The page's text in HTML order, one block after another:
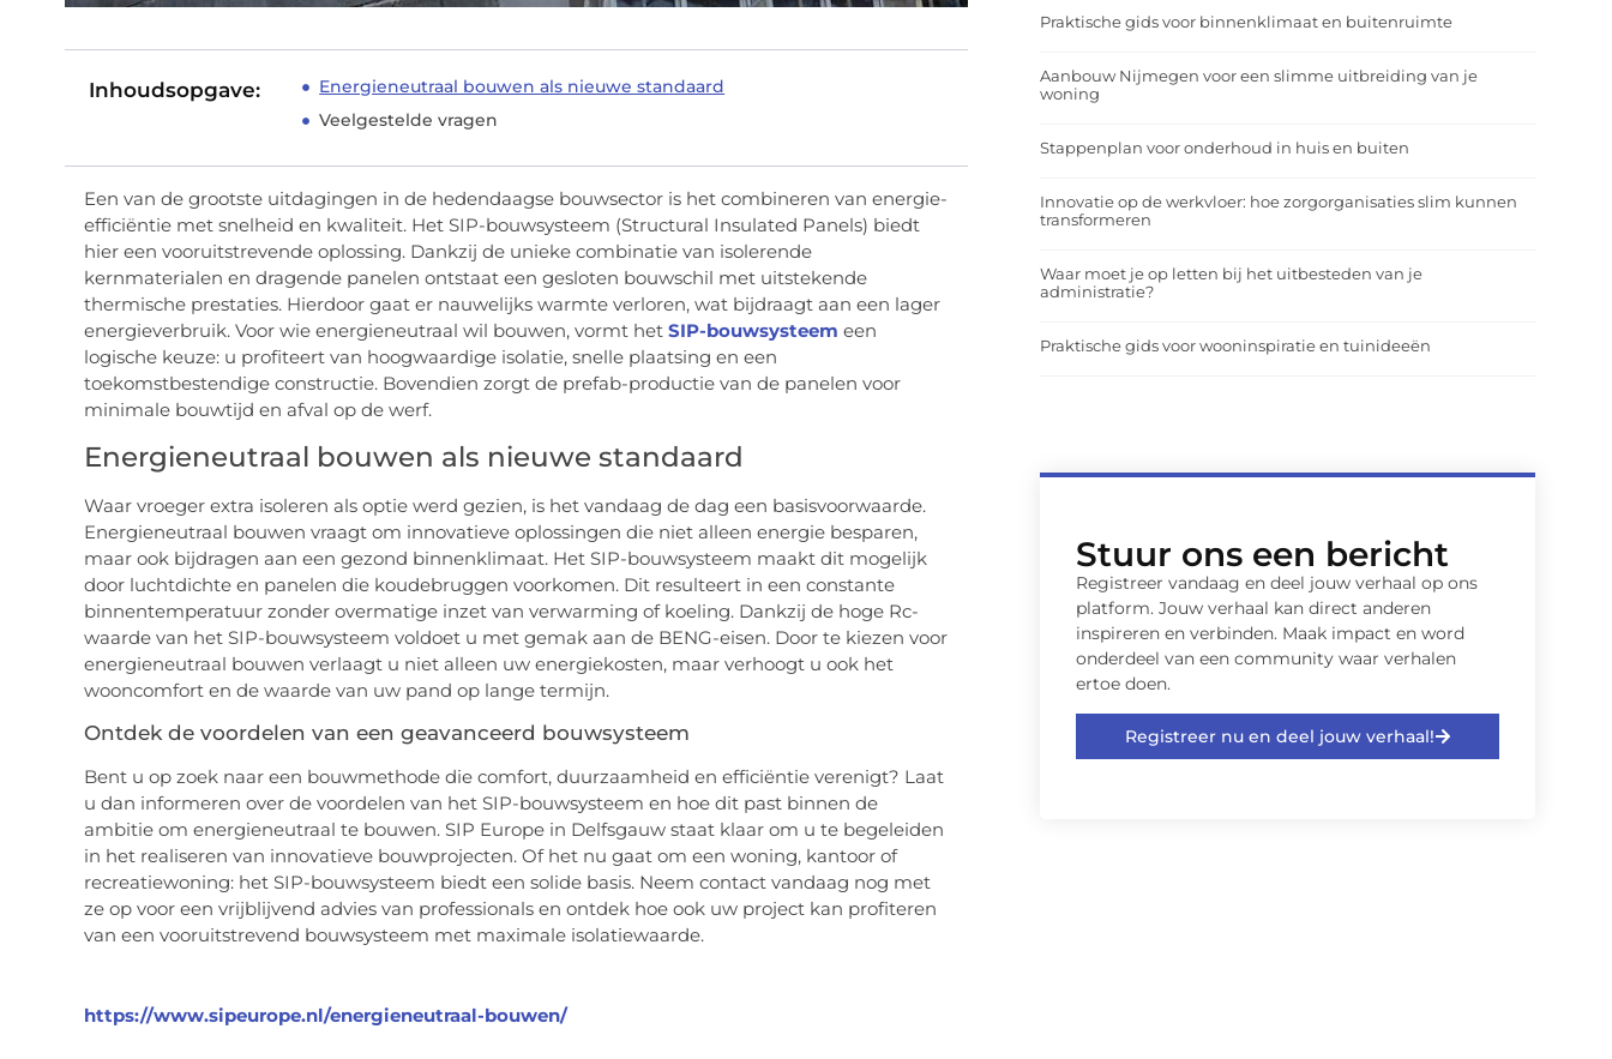
Inhoudsopgave:
Energieneutraal bouwen als nieuwe standaard
Veelgestelde vragen
Een van de grootste uitdagingen in de hedendaagse bouwsector is het combineren van energie-
efficiëntie met snelheid en kwaliteit. Het SIP-bouwsysteem (Structural Insulated Panels) biedt
hier een vooruitstrevende oplossing. Dankzij de unieke combinatie van isolerende
kernmaterialen en dragende panelen ontstaat een gesloten bouwschil met uitstekende
thermische prestaties. Hierdoor gaat er nauwelijks warmte verloren, wat bijdraagt aan een lager
energieverbruik. Voor wie energieneutraal wil bouwen, vormt het SIP-bouwsysteem een
logische keuze: u profiteert van hoogwaardige isolatie, snelle plaatsing en een
toekomstbestendige constructie. Bovendien zorgt de prefab-productie van de panelen voor
minimale bouwtijd en afval op de werf.
Energieneutraal bouwen als nieuwe standaard
Waar vroeger extra isoleren als optie werd gezien, is het vandaag de dag een basisvoorwaarde.
Energieneutraal bouwen vraagt om innovatieve oplossingen die niet alleen energie besparen,
maar ook bijdragen aan een gezond binnenklimaat. Het SIP-bouwsysteem maakt dit mogelijk
door luchtdichte en panelen die koudebruggen voorkomen. Dit resulteert in een constante
binnentemperatuur zonder overmatige inzet van verwarming of koeling. Dankzij de hoge Rc-
waarde van het SIP-bouwsysteem voldoet u met gemak aan de BENG-eisen. Door te kiezen voor
energieneutraal bouwen verlaagt u niet alleen uw energiekosten, maar verhoogt u ook het
wooncomfort en de waarde van uw pand op lange termijn.
Ontdek de voordelen van een geavanceerd bouwsysteem
Bent u op zoek naar een bouwmethode die comfort, duurzaamheid en efficiëntie verenigt? Laat
u dan informeren over de voordelen van het SIP-bouwsysteem en hoe dit past binnen de
ambitie om energieneutraal te bouwen. SIP Europe in Delfsgauw staat klaar om u te begeleiden
in het realiseren van innovatieve bouwprojecten. Of het nu gaat om een woning, kantoor of
recreatiewoning: het SIP-bouwsysteem biedt een solide basis. Neem contact vandaag nog met
ze op voor een vrijblijvend advies van professionals en ontdek hoe ook uw project kan profiteren
van een vooruitstrevend bouwsysteem met maximale isolatiewaarde.
https://www.sipeurope.nl/energieneutraal-bouwen/
Praktische gids voor binnenklimaat en buitenruimte
Aanbouw Nijmegen voor een slimme uitbreiding van je
woning
Stappenplan voor onderhoud in huis en buiten
Innovatie op de werkvloer: hoe zorgorganisaties slim kunnen
transformeren
Waar moet je op letten bij het uitbesteden van je
administratie?
Praktische gids voor wooninspiratie en tuinideeën
Stuur ons een bericht
Registreer vandaag en deel jouw verhaal op ons
platform. Jouw verhaal kan direct anderen
inspireren en verbinden. Maak impact en word
onderdeel van een community waar verhalen
ertoe doen.
Registreer nu en deel jouw verhaal!